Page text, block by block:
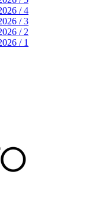
/ 4
/ 3
/ 2
/ 1